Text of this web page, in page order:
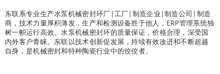
东联系专业生产水泵机械密封环厂|工厂|制造企业|制造公司|制造
商，技术力量厚积薄发，生产和检测设备胜于他人，ERP管理系统独
树一帜运行高效。水泵机械密封环的质量保证，价格合理，深受国
内外客户青睐。东联以技术创新促发展，持续有效改进和不断超越
自身，是机械密封和特种陶瓷行业中的佼佼者。